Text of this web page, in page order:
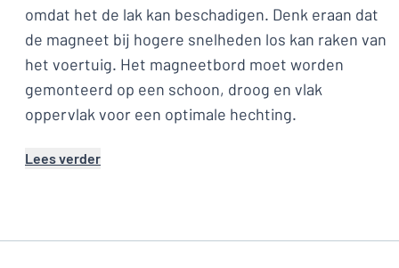
omdat het de lak kan beschadigen. Denk eraan dat
de magneet bij hogere snelheden los kan raken van
het voertuig. Het magneetbord moet worden
gemonteerd op een schoon, droog en vlak
oppervlak voor een optimale hechting.
Lees verder